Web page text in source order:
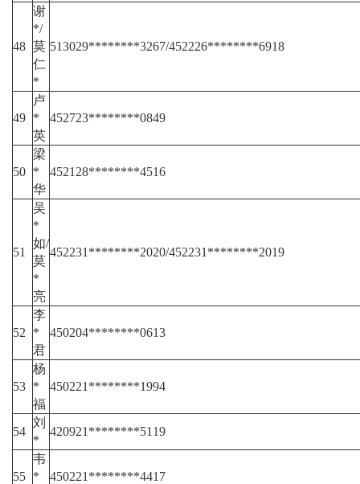
48
谢
*/
莫
仁
*
513029********3267/452226********6918
49
卢
*
英
452723********0849
50
梁
*
华
452128********4516
51
吴
*
如/
莫
*
亮
452231********2020/452231********2019
52
李
*
君
450204********0613
53
杨
*
福
450221********1994
54
刘
*
420921********5119
55
韦
*
450221********4417